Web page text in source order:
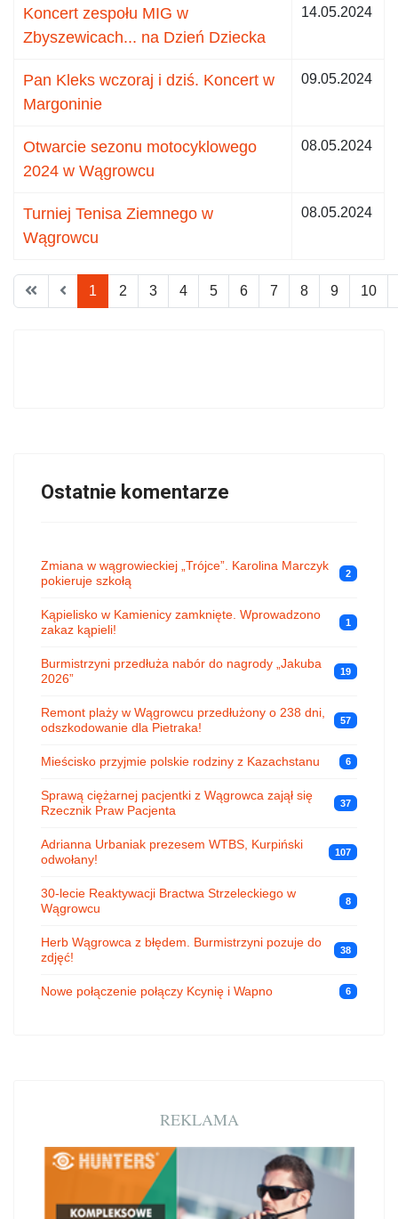
Koncert zespołu MIG w
Zbyszewicach... na Dzień Dziecka
14.05.2024
Pan Kleks wczoraj i dziś. Koncert w
Margoninie
09.05.2024
Otwarcie sezonu motocyklowego
2024 w Wągrowcu
08.05.2024
Turniej Tenisa Ziemnego w
Wągrowcu
08.05.2024
1 2 3 4 5 6 7 8 9 10
Ostatnie komentarze
Zmiana w wągrowieckiej „Trójce”. Karolina Marczyk
pokieruje szkołą
2
Kąpielisko w Kamienicy zamknięte. Wprowadzono
zakaz kąpieli!
1
Burmistrzyni przedłuża nabór do nagrody „Jakuba
2026”
19
Remont plaży w Wągrowcu przedłużony o 238 dni,
odszkodowanie dla Pietraka!
57
Mieścisko przyjmie polskie rodziny z Kazachstanu 6
Sprawą ciężarnej pacjentki z Wągrowca zajął się
Rzecznik Praw Pacjenta
37
Adrianna Urbaniak prezesem WTBS, Kurpiński
odwołany!
107
30-lecie Reaktywacji Bractwa Strzeleckiego w
Wągrowcu
8
Herb Wągrowca z błędem. Burmistrzyni pozuje do
zdjęć!
38
Nowe połączenie połączy Kcynię i Wapno 6
REKLAMA